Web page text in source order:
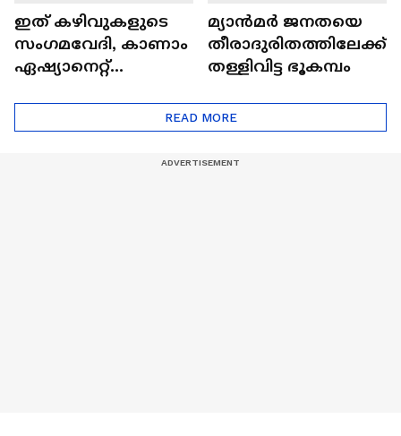
ഇത് കഴിവുകളുടെ
സംഗമവേദി, കാണാം
ഏഷ്യാനെറ്റ്
മ്യാൻമർ ജനതയെ
തീരാദുരിതത്തിലേക്ക്
തള്ളിവിട്ട ഭൂകമ്പം
READ MORE